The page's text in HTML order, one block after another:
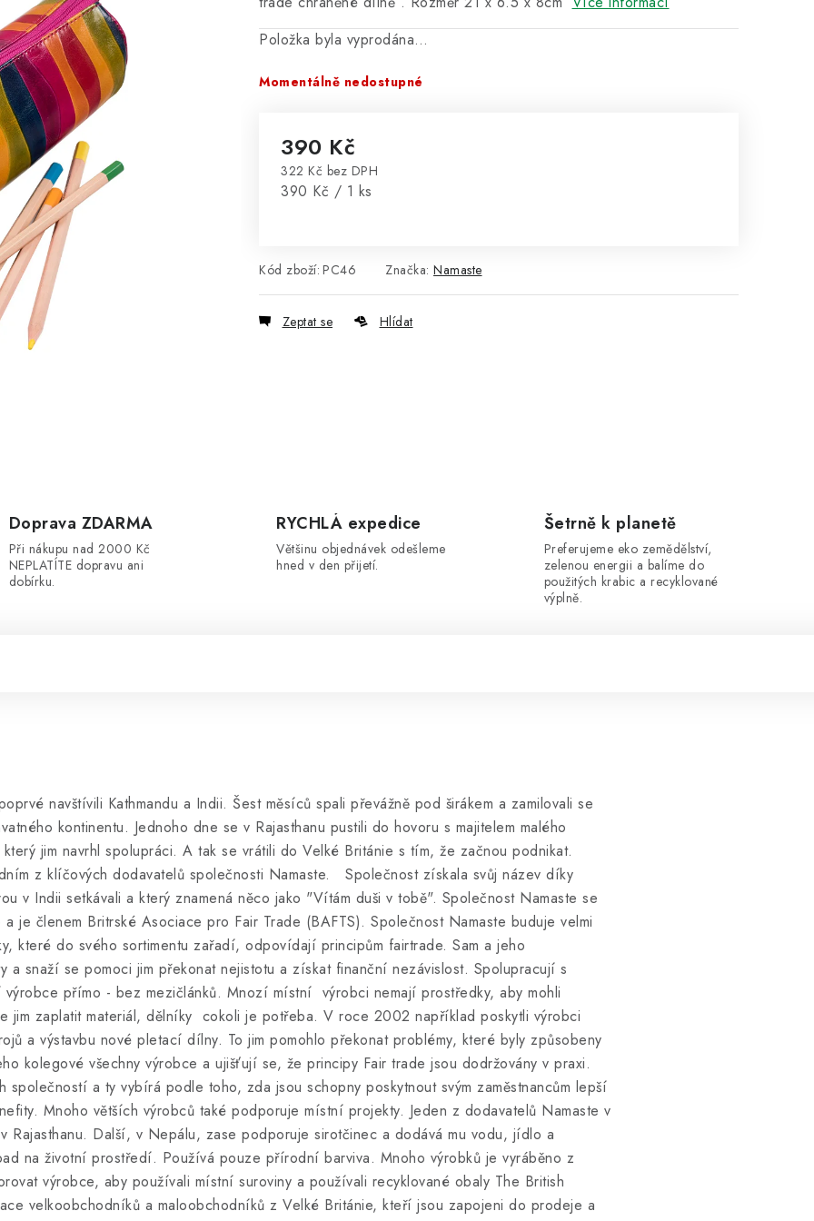
Položka byla vyprodána…
Momentálně nedostupné
390 Kč
322 Kč bez DPH
Měrná cena:
390 Kč / 1 ks
Kód zboží: PC46 Značka: Namaste
Zeptat se Hlídat
Doprava ZDARMA
Při nákupu nad 2000 Kč
NEPLATÍTE dopravu ani
dobírku.
RYCHLÁ expedice
Většinu objednávek odešleme
hned v den přijetí.
Šetrně k planetě
Preferujeme eko zemědělství,
zelenou energii a balíme do
použitých krabic a recyklované
výplně.
navštívili Kathmandu a Indii. Šest měsíců spali převážně pod širákem a zamilovali se
kontinentu. Jednoho dne se v Rajasthanu pustili do hovoru s majitelem malého
jim navrhl spolupráci. A tak se vrátili do Velké Británie s tím, že začnou podnikat.
z klíčových dodavatelů společnosti Namaste. Společnost získala svůj název díky
v Indii setkávali a který znamená něco jako "Vítám duši v tobě". Společnost Namaste se
je členem Britrské Asociace pro Fair Trade (BAFTS). Společnost Namaste buduje velmi
které do svého sortimentu zařadí, odpovídají principům fairtrade. Sam a jeho
snaží se pomoci jim překonat nejistotu a získat finanční nezávislost. Spolupracují s
přímo - bez mezičlánků. Mnozí místní výrobci nemají prostředky, aby mohli
jim zaplatit materiál, dělníky cokoli je potřeba. V roce 2002 například poskytli výrobci
a výstavbu nové pletací dílny. To jim pomohlo překonat problémy, které byly způsobeny
kolegové všechny výrobce a ujišťují se, že principy Fair trade jsou dodržovány v praxi.
a ty vybírá podle toho, zda jsou schopny poskytnout svým zaměstnancům lepší
Mnoho větších výrobců také podporuje místní projekty. Jeden z dodavatelů Namaste v
Rajasthanu. Další, v Nepálu, zase podporuje sirotčinec a dodává mu vodu, jídlo a
na životní prostředí. Používá pouze přírodní barviva. Mnoho výrobků je vyráběno z
výrobce, aby používali místní suroviny a používali recyklované obaly The British
velkoobchodníků a maloobchodníků z Velké Británie, kteří jsou zapojeni do prodeje a